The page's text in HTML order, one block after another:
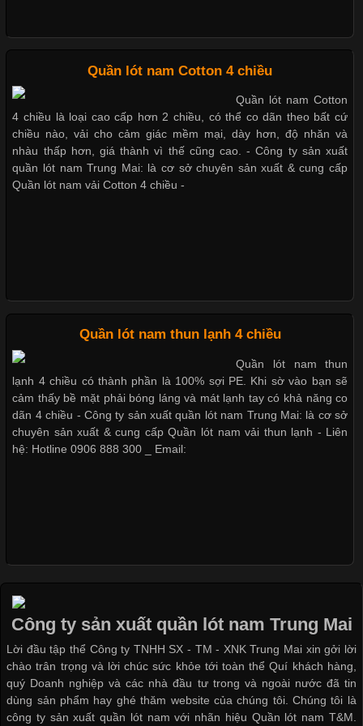
Chất Liệu Bamboo Xu Hướng Mới Trong Ngành Thời Trang
Cập nhật 2026-05-21 14:59:25
Trong những năm gần đây, vải Bamboo đang trở thành một
trong những chất liệu được yêu thích trong ngành thời trang
nhờ đặc tính mềm mại, thoáng khí và thân thiện với môi trường.
Không chỉ được ứng dụng trong quần áo thường ngày, loại vải
Cập nhật 2026-05-20 14:58:56
Vải thun là một trong những chất liệu được sử dụng rộng rãi
nhất trong ngành thời trang nhờ đặc tính co giãn, mềm mại và
thoải mái khi mặc. Từ áo thun, đồ thể thao cho đến đồ lót nam,
vải thun luôn đóng vai trò quan trọng trong quá trình sản xuất.
Hiện nay, nhu cầu tìm kiếm quần lót nam giá
Các Form Áo Thun Phổ Biến Hiện Nay Và Xu Hướng Trong
Ngành May Mặc Áo thun là một trong những trang phục quen
thuộc và được sử dụng phổ biến nhất hiện nay. Không chỉ đa
dạng về màu sắc hay chất liệu, áo thun còn có nhiều form dáng
khác nhau để phù hợp với từng phong cách thời trang và nhu
cầu
Quần lót nam Cotton 4 chiều
Quần lót nam Cotton
4 chiều là loại cao cấp hơn 2 chiều, có thể co dãn theo bất cứ
chiều nào, vải cho cảm giác mềm mại, dày hơn, độ nhăn và
nhàu thấp hơn, giá thành vì thế cũng cao. - Công ty sản xuất
quần lót nam Trung Mai: là cơ sở chuyên sản xuất & cung cấp
Quần lót nam vải Cotton 4 chiều -
Quần lót nam thun lạnh 4 chiều
Quần lót nam thun
lạnh 4 chiều có thành phần là 100% sợi PE. Khi sờ vào bạn sẽ
cảm thấy bề mặt phải bóng láng và mát lạnh tay có khả năng co
dãn 4 chiều - Công ty sản xuất quần lót nam Trung Mai: là cơ sở
chuyên sản xuất & cung cấp Quần lót nam vải thun lạnh - Liên
hệ: Hotline 0906 888 300 _ Email:
Công ty sản xuất quần lót nam Trung Mai
Lời đầu tập thể Công ty TNHH SX - TM - XNK Trung Mai xin gởi lời
chào trân trọng và lời chúc sức khỏe tới toàn thể Quí khách hàng,
quý Doanh nghiệp và các nhà đầu tư trong và ngoài nước đã tin
dùng sản phẩm hay ghé thăm website của chúng tôi. Chúng tôi là
công ty sản xuất quần lót nam với nhãn hiệu Quần lót nam T&M.